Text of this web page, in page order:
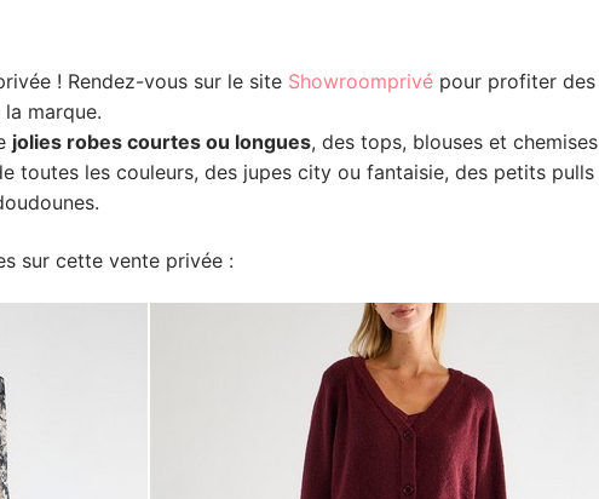
! Rendez-vous sur le site Showroomprivépour profiter des
marque.
jolies robes courtes ou longues, des tops, blouses et chemises
toutes les couleurs, des jupes city ou fantaisie, des petits pulls
sur cette vente privée :